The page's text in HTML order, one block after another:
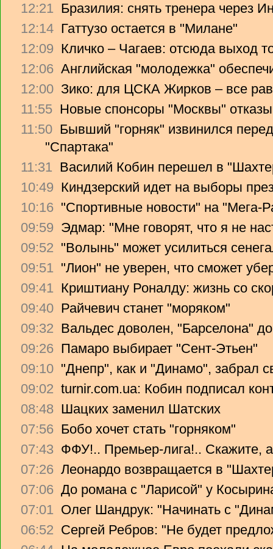
12:21 Бразилия: снять тренера через
12:14 Гаттузо остается в "Милане"
12:09 Кличко – Чагаев: отсюда выход
12:06 Английская "молодежка"
12:00 Зико: для ЦСКА Жирков – все
11:55 Новые спонсоры "Москвы"
11:50 Бывший "горняк" извинился
"Спартака"
11:31 Василий Кобин перешел в
10:49 Киндзерский идет на выборы
10:16 "Спортивные новости" на "Мега-
09:59 Эдмар: "Мне говорят, что я не
09:52 "Волынь" может усилиться
09:51 "Лион" не уверен, что сможет
09:41 Криштиану Роналду: жизнь со
09:40 Райчевич станет "моряком"
09:32 Вальдес доволен, "Барселона"
09:26 Памаро выбирает "Сент-Этьен"
09:10 "Днепр", как и "Динамо", забрал
09:02 turnir.com.ua: Кобин подписал
08:48 Шацких заменил Шатских
07:56 Бобо хочет стать "горняком"
07:43 ФФУ!.. Премьер-лига!.. Скажите,
07:26 Леонардо возвращается в
07:06 До романа с "Ларисой" у
07:01 Олег Шандрук: "Начинать с
06:52 Сергей Ребров: "Не будет